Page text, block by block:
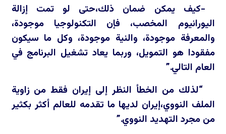
-كيف يمكن ضمان ذلك،حتى لو تمت إزالة
اليورانيوم المخصب، فإن التكنولوجيا موجودة،
والمعرفة موجودة، والنية موجودة، وكل ما سيكون
مفقودا هو التمويل، وربما يعاد تشغيل البرنامج في
العام التالي.”
“لذلك من الخطأ النظر إلى إيران فقط من زاوية
الملف النووي،إيران لديها ما تقدمه للعالم أكثر بكثير
من مجرد التهديد النووي.”